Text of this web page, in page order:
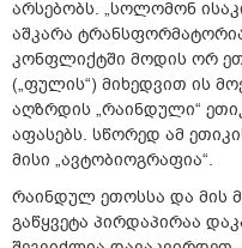
არსებობს. „სოლომონ
აშკარა
კონფლიქტში მოდის ორ
(„ფულის“) მიხედვით ის
აღზრდის „რაინდული“
აფასებს. სწორედ ამ
მისი „ავტობიოგრაფია“.
რაინდულ ეთოსსა და მის
გაწყვეტა პირდაპირაა